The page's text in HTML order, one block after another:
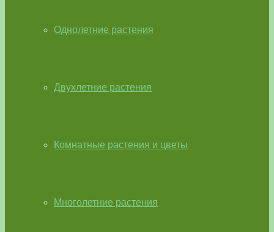
Однолетние растения
Двухлетние растения
Комнатные растения и цветы
Многолетние растения